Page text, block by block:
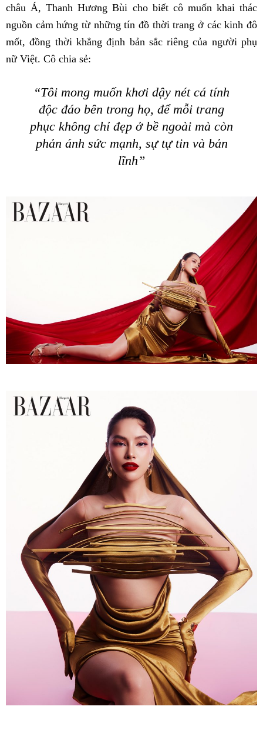
châu Á, Thanh Hương Bùi cho biết cô muốn khai thác
nguồn cảm hứng từ những tín đồ thời trang ở các kinh đô
mốt, đồng thời khẳng định bản sắc riêng của người phụ
nữ Việt. Cô chia sẻ:
“Tôi mong muốn khơi dậy nét cá tính
độc đáo bên trong họ, để mỗi trang
phục không chỉ đẹp ở bề ngoài mà còn
phản ánh sức mạnh, sự tự tin và bản
lĩnh”